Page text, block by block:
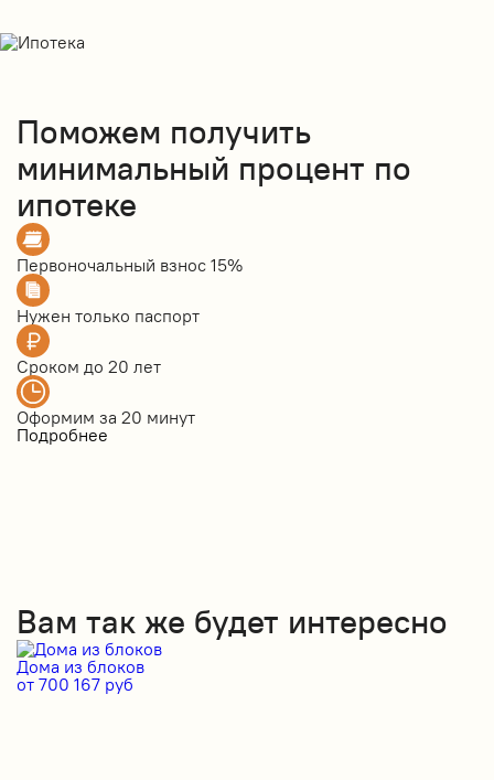
Поможем получить
минимальный процент по
ипотеке
Первоночальный взнос 15%
Нужен только паспорт
Сроком до 20 лет
Оформим за 20 минут
Подробнее
Вам так же будет интересно
Дома из блоков
от 700 167 руб